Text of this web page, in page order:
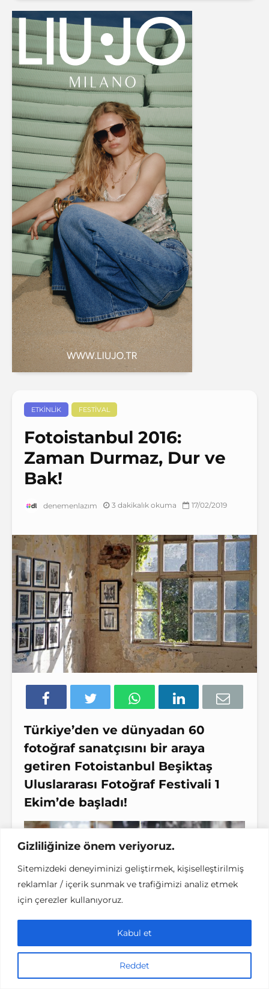
Gizliliğinize önem veriyoruz.
Sitemizdeki deneyiminizi geliştirmek, kişiselleştirilmiş
reklamlar / içerik sunmak ve trafiğimizi analiz etmek
için çerezler kullanıyoruz.
Reddet
Kabul et
ETKINLIK FESTIVAL
Fotoistanbul 2016:
Zaman Durmaz, Dur ve
Bak!
denemenlazım 3 dakikalık okuma 17/02/2019
Türkiye’den ve dünyadan 60
fotoğraf sanatçısını bir araya
getiren Fotoistanbul Beşiktaş
Uluslararası Fotoğraf Festivali 1
Ekim’de başladı!
Geçtiğimiz sene Ortaköy Yetimhanesindeki